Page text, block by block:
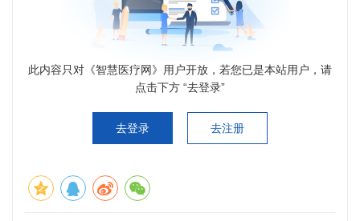
此内容只对《智慧医疗网》用户开放，若您已是本站用户，请
点击下方 “去登录”
去登录 去注册